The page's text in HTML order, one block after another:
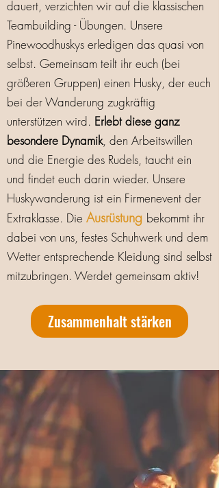
dauert, verzichten wir auf die klassischen
Teambuilding - Übungen. Unsere
Pinewoodhuskys erledigen das quasi von
selbst. Gemeinsam teilt ihr euch (bei
größeren Gruppen) einen Husky, der euch
bei der Wanderung zugkräftig
unterstützen wird. Erlebt diese ganz
besondere Dynamik, den Arbeitswillen
und die Energie des Rudels, taucht ein
und findet euch darin wieder. Unsere
Huskywanderung ist ein Firmenevent der
Extraklasse. Die Ausrüstung bekommt ihr
dabei von uns, festes Schuhwerk und dem
Wetter entsprechende Kleidung sind selbst
mitzubringen. Werdet gemeinsam aktiv!
Zusammenhalt stärken